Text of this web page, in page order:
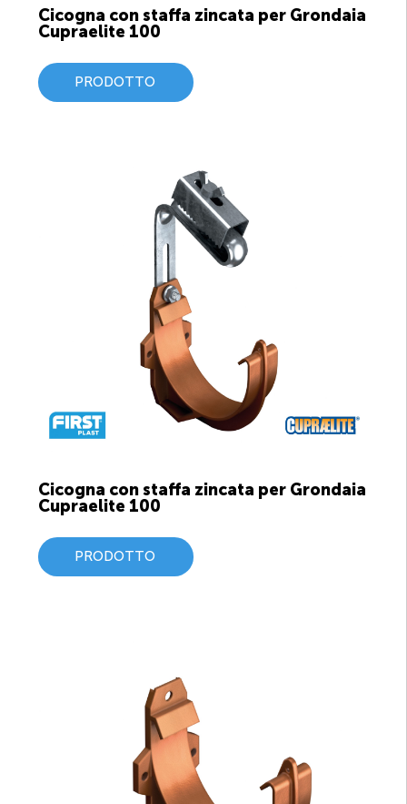
Cicogna con staffa zincata per Grondaia
Cupraelite 100
PRODOTTO
Cicogna con staffa zincata per Grondaia
Cupraelite 100
PRODOTTO